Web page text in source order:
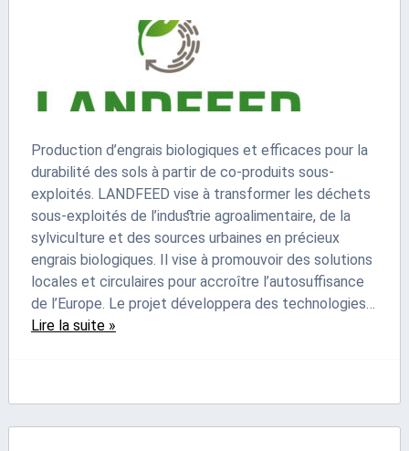
Production d’engrais biologiques et efficaces pour la
durabilité des sols à partir de co-produits sous-
exploités. LANDFEED vise à transformer les déchets
sous-exploités de l’industrie agroalimentaire, de la
sylviculture et des sources urbaines en précieux
engrais biologiques. Il vise à promouvoir des solutions
locales et circulaires pour accroître l’autosuffisance
de l’Europe. Le projet développera des technologies…
Lire la suite »